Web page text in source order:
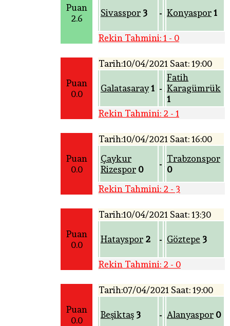
Puan
2.6
Sivasspor 3 - Konyaspor1
Rekin Tahmini: 1 - 0
Puan
0.0
Tarih:10/04/2021 Saat: 19:00
Galatasaray1 -
Fatih
Karagümrük
1
Rekin Tahmini: 2 - 1
Puan
0.0
Tarih:10/04/2021 Saat: 16:00
Çaykur
Rizespor 0
- Trabzonspor
0
Rekin Tahmini: 2 - 3
Puan
0.0
Tarih:10/04/2021 Saat: 13:30
Hatayspor 2 - Göztepe 3
Rekin Tahmini: 2 - 0
Puan
0.0
Tarih:07/04/2021 Saat: 19:00
Beşiktaş 3 - Alanyaspor 0